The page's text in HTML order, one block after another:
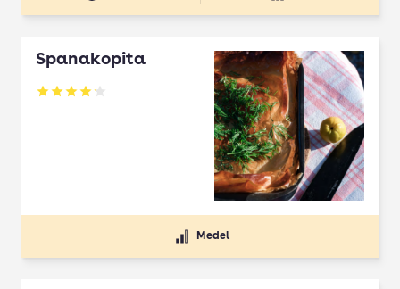
Spanakopita
Betyg: 4.1 av 5
Medel